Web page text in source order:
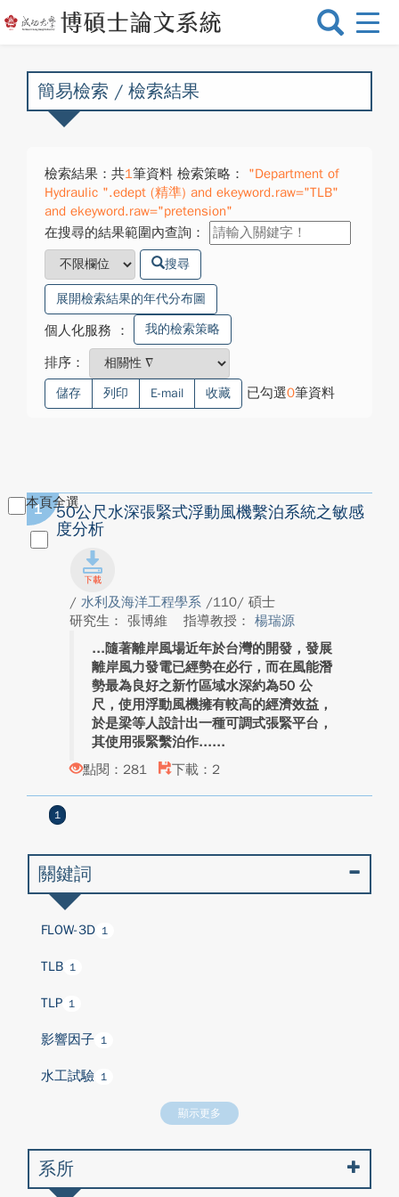
選
換
簡易檢索 / 檢索結果
檢索結果：共1筆資料 檢索策略：
"Department of
Hydraulic ".edept (精準) and ekeyword.raw="TLB"
and ekeyword.raw="pretension"
在搜尋的結果範圍內查詢：
搜尋
展開檢索結果的年代分布圖
個人化服務 ： 我的檢索策略
排序：
儲存 列印 E-mail 收藏 已勾選0筆資料
本頁全選
1
50公尺水深張緊式浮動風機繫泊系統之敏感
度分析
/ 水利及海洋工程學系 /110/ 碩士
研究生： 張博維
指導教授： 楊瑞源
隨著離岸風場近年於台灣的開發，發展
離岸風力發電已經勢在必行，而在風能潛
勢最為良好之新竹區域水深約為50 公
尺，使用浮動風機擁有較高的經濟效益，
於是梁等人設計出一種可調式張緊平台，
其使用張緊繫泊作...
點閱：281
下載：2
1
關鍵詞
FLOW-3D 1
TLB 1
TLP 1
影響因子 1
水工試驗 1
顯示更多
系所